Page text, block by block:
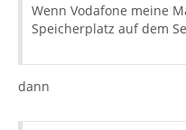
Wenn Vodafone meine
Speicherplatz auf dem
dann